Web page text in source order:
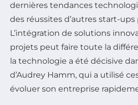
dernières tendances
des réussites d’autres start-ups
L’intégration de solutions
projets peut faire toute la
la technologie a été décisive
d’Audrey Hamm, qui a utilisé
évoluer son entreprise